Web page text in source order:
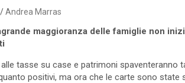
Andrea Marras
maggioranza delle famiglie non
tasse su case e patrimoni spaventeranno
positivi, ma ora che le carte sono state